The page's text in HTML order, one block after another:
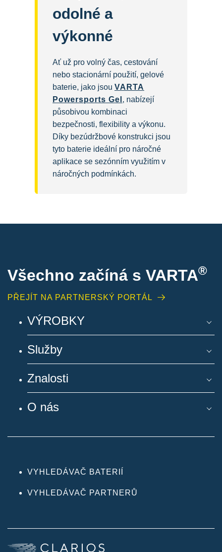
odolné a
výkonné
Ať už pro volný čas, cestování
nebo stacionární použití, gelové
baterie, jako jsou VARTA
Powersports Gel , nabízejí
působivou kombinaci
bezpečnosti, flexibility a výkonu.
Díky bezúdržbové konstrukci jsou
tyto baterie ideální pro náročné
aplikace se sezónním využitím v
náročných podmínkách.
Všechno začíná s VARTA®
PŘEJÍT NA PARTNERSKÝ PORTÁL
VÝROBKY
Služby
Znalosti
O nás
VYHLEDÁVAČ BATERIÍ
VYHLEDÁVAČ PARTNERŮ